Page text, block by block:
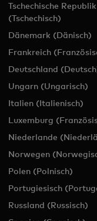
Tschechische Republik
(Tschechisch)
Dänemark (Dänisch)
Frankreich
Deutschland
Ungarn (Ungarisch)
Italien (Italienisch)
Luxemburg
Niederlande
Norwegen
Polen (Polnisch)
Portugiesisch
Russland (Russisch)